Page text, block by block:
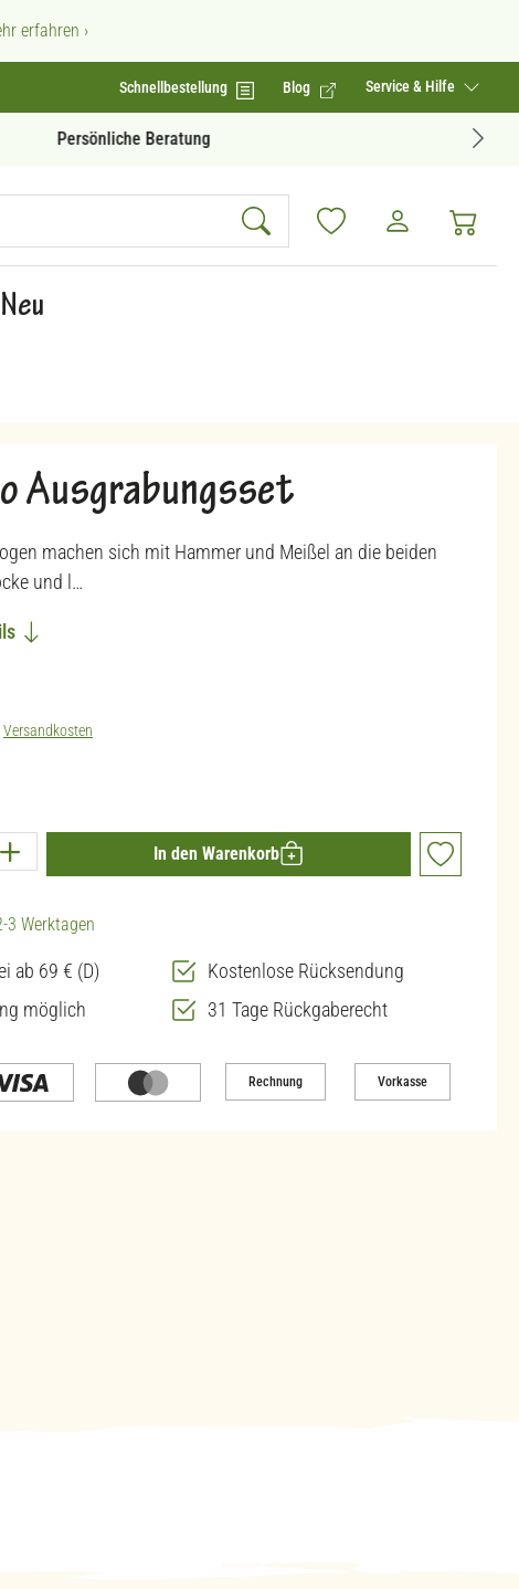
erfahren ›
Schnellbestellung Blog Service & Hilfe
Geprüfte Produktqualität
Neu
Ausgrabungsset
machen sich mit Hammer und Meißel an die beiden
und l…
Versandkosten
Gib den gewünschten Wert ein oder benutze
In den Warenkorb
3 Werktagen
ab 69 € (D)
Kostenlose Rücksendung
möglich
31 Tage Rückgaberecht
Rechnung Vorkasse